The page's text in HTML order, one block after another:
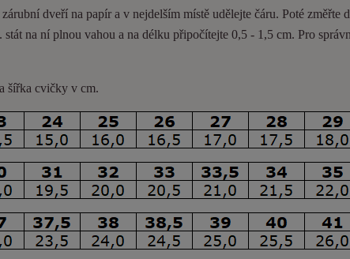
dveří na papír a v nejdelším místě udělejte čáru. Poté změřte
na ní plnou vahou a na délku připočítejte 0,5 - 1,5 cm. Pro
šířka cvičky v cm.